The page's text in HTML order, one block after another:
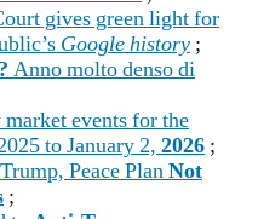
gives green light for
Google history ;
Anno molto denso di
events for the
to January 2, 2026 ;
Peace PlanNot
;